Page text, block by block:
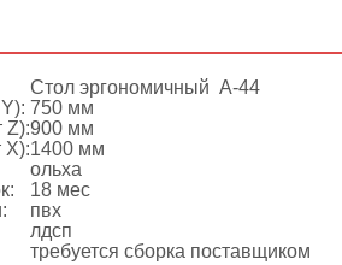
Стол эргономичный А-44
750 мм
Z):900 мм
X):1400 мм
ольха
18 мес
пвх
лдсп
требуется сборка поставщиком